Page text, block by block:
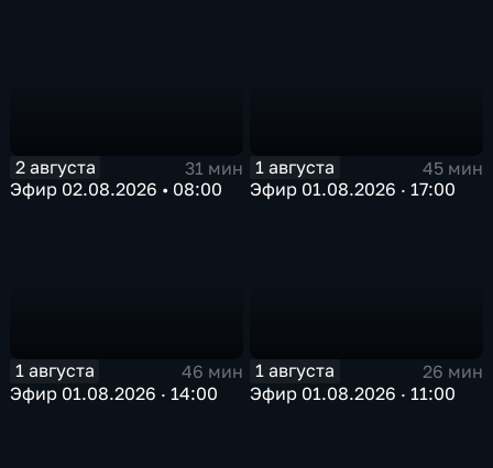
2 августа
31 мин
Эфир 02.08.2026 • 08:00
1 августа
45 мин
Эфир 01.08.2026 · 17:00
1 августа
46 мин
Эфир 01.08.2026 · 14:00
1 августа
26 мин
Эфир 01.08.2026 · 11:00